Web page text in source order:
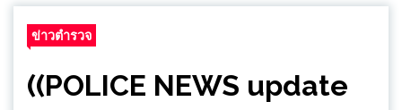
ข่าวตำรวจ
((POLICE NEWS update